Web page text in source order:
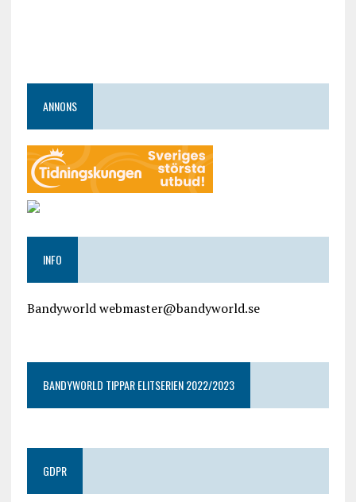
ANNONS
INFO
Bandyworld webmaster@bandyworld.se
BANDYWORLD TIPPAR ELITSERIEN 2022/2023
GDPR